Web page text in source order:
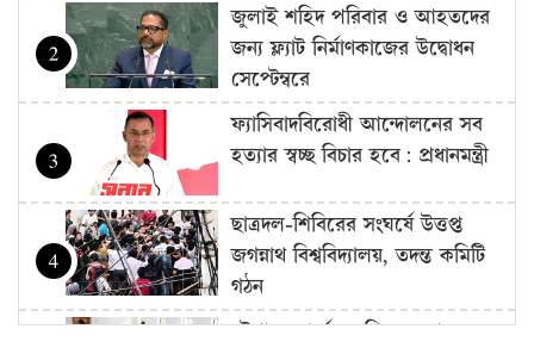
2
জুলাই শহিদ পরিবার ও আহতদের
জন্য ফ্ল্যাট নির্মাণকাজের উদ্বোধন
সেপ্টেম্বরে
3
ফ্যাসিবাদবিরোধী আন্দোলনের সব
হত্যার স্বচ্ছ বিচার হবে: প্রধানমন্ত্রী
4
ছাত্রদল-শিবিরের সংঘর্ষে উত্তপ্ত
জগন্নাথ বিশ্ববিদ্যালয়, তদন্ত কমিটি
গঠন
চট্টগ্রাম বোর্ডের স্থগিত হওয়া